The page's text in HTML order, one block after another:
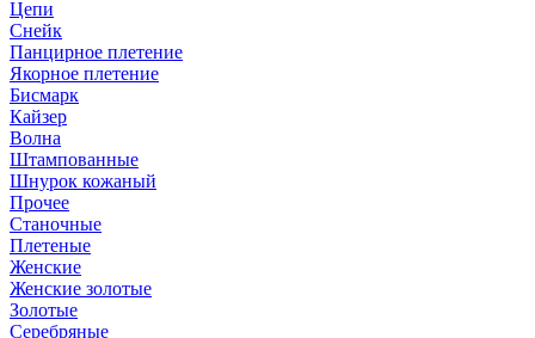
Цепи
Снейк
Панцирное плетение
Якорное плетение
Бисмарк
Кайзер
Волна
Штампованные
Шнурок кожаный
Прочее
Станочные
Плетеные
Женские
Женские золотые
Золотые
Серебряные